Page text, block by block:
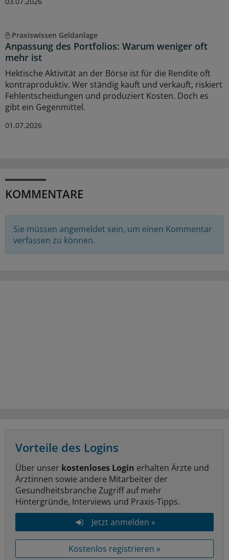
Praxiswissen Geldanlage
Anpassung des Portfolios: Warum weniger oft
mehr ist
Hektische Aktivität an der Börse ist für die Rendite oft
kontraproduktiv. Wer ständig kauft und verkauft, riskiert
Fehlentscheidungen und produziert Kosten. Doch es
gibt ein Gegenmittel.
01.07.2026
KOMMENTARE
Sie müssen angemeldet sein, um einen Kommentar
verfassen zu können.
Vorteile des Logins
Über unser kostenloses Login erhalten Ärzte und
Ärztinnen sowie andere Mitarbeiter der
Gesundheitsbranche Zugriff auf mehr
Hintergründe, Interviews und Praxis-Tipps.
Jetzt anmelden »
Kostenlos registrieren »